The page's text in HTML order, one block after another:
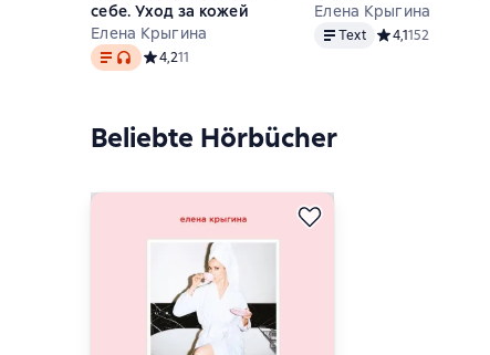
себе. Уход за кожей
Елена Крыгина
Text, Audioformat verfügbar
Средний рейтинг 4,2 на основе 11 оценок
4,211
Елена Крыгина
TextText Средний рейтинг
4,1152
Beliebte Hörbücher